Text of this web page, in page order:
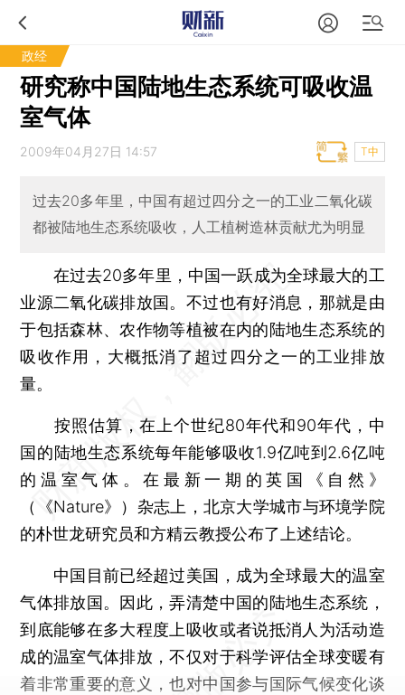
政经
研究称中国陆地生态系统可吸收温
室气体
2009年04月27日 14:57 T中
过去20多年里，中国有超过四分之一的工业二氧化碳
都被陆地生态系统吸收，人工植树造林贡献尤为明显
在过去20多年里，中国一跃成为全球最大的工
业源二氧化碳排放国。不过也有好消息，那就是由
于包括森林、农作物等植被在内的陆地生态系统的
吸收作用，大概抵消了超过四分之一的工业排放
量。
按照估算，在上个世纪80年代和90年代，中
国的陆地生态系统每年能够吸收1.9亿吨到2.6亿吨
的温室气体。在最新一期的英国《自然》
（《Nature》）杂志上，北京大学城市与环境学院
的朴世龙研究员和方精云教授公布了上述结论。
中国目前已经超过美国，成为全球最大的温室
气体排放国。因此，弄清楚中国的陆地生态系统，
到底能够在多大程度上吸收或者说抵消人为活动造
成的温室气体排放，不仅对于科学评估全球变暖有
着非常重要的意义，也对中国参与国际气候变化谈